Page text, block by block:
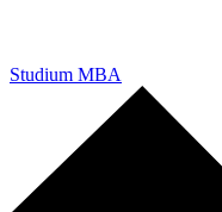
Studium MBA